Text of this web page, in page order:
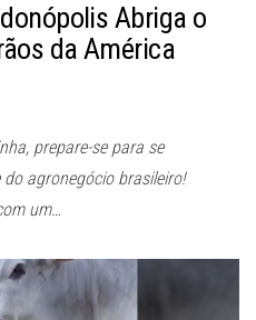
Abriga o
da América
prepare-se para se
agronegócio brasileiro!
um…